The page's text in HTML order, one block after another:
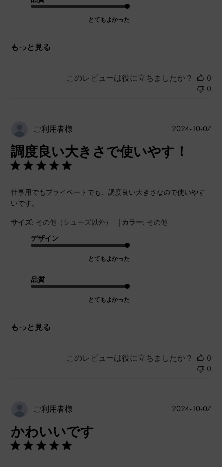
とてもよかった
もっと見る
このレビューは役に立ちましたか？
0
0
ご利用者様
調度良い大きさで使いやす！
仕事用でもプライベートでも、調度良い大きさなので使いやす
いです。
サイズ: その他（シューズ以外） | カラー: その他
デザイン
とてもよかった
品質
とてもよかった
もっと見る
公
2024-10-07
このレビューは役に立ちましたか？
0
0
ご利用者様
かわいいです
公
2024-10-07